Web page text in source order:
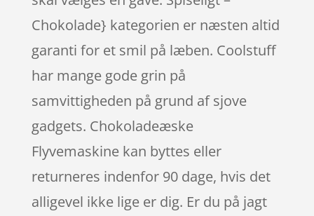
Chokolade} kategorien er næsten altid
garanti for et smil på læben. Coolstuff
har mange gode grin på
samvittigheden på grund af sjove
gadgets. Chokoladeæske
Flyvemaskine kan byttes eller
returneres indenfor 90 dage, hvis det
alligevel ikke lige er dig. Er du på jagt